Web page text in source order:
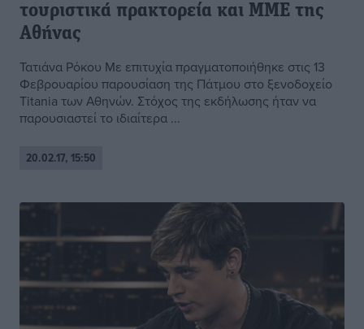
τουριστικά πρακτορεία και ΜΜΕ της
Αθήνας
Τατιάνα Ρόκου Με επιτυχία πραγματοποιήθηκε στις 13
Φεβρουαρίου παρουσίαση της Πάτμου στο ξενοδοχείο
Titania των Αθηνών. Στόχος της εκδήλωσης ήταν να
παρουσιαστεί το ιδιαίτερα ...
20.02.17, 15:50